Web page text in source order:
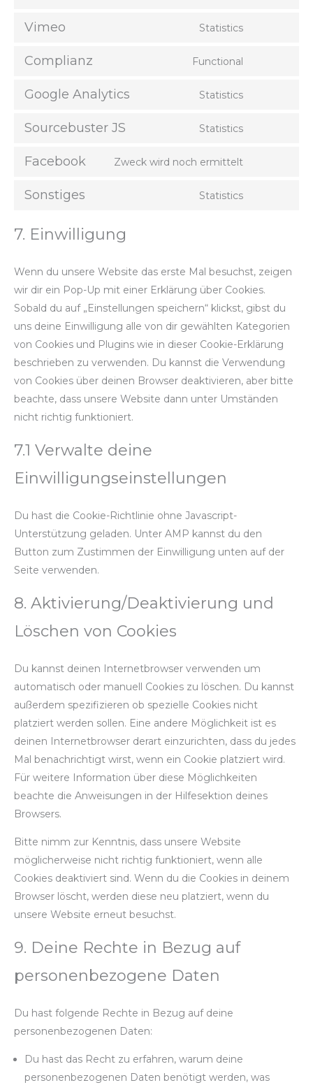
Vimeo Statistics
Complianz Functional
Google Analytics Statistics
Sourcebuster JS Statistics
Facebook Zweck wird noch ermittelt
Sonstiges Statistics
7. Einwilligung
Wenn du unsere Website das erste Mal besuchst, zeigen
wir dir ein Pop-Up mit einer Erklärung über Cookies.
Sobald du auf „Einstellungen speichern“ klickst, gibst du
uns deine Einwilligung alle von dir gewählten Kategorien
von Cookies und Plugins wie in dieser Cookie-Erklärung
beschrieben zu verwenden. Du kannst die Verwendung
von Cookies über deinen Browser deaktivieren, aber bitte
beachte, dass unsere Website dann unter Umständen
nicht richtig funktioniert.
7.1 Verwalte deine
Einwilligungseinstellungen
Du hast die Cookie-Richtlinie ohne Javascript-
Unterstützung geladen. Unter AMP kannst du den
Button zum Zustimmen der Einwilligung unten auf der
Seite verwenden.
8. Aktivierung/Deaktivierung und
Löschen von Cookies
Du kannst deinen Internetbrowser verwenden um
automatisch oder manuell Cookies zu löschen. Du kannst
außerdem spezifizieren ob spezielle Cookies nicht
platziert werden sollen. Eine andere Möglichkeit ist es
deinen Internetbrowser derart einzurichten, dass du jedes
Mal benachrichtigt wirst, wenn ein Cookie platziert wird.
Für weitere Information über diese Möglichkeiten
beachte die Anweisungen in der Hilfesektion deines
Browsers.
Bitte nimm zur Kenntnis, dass unsere Website
möglicherweise nicht richtig funktioniert, wenn alle
Cookies deaktiviert sind. Wenn du die Cookies in deinem
Browser löscht, werden diese neu platziert, wenn du
unsere Website erneut besuchst.
9. Deine Rechte in Bezug auf
personenbezogene Daten
Du hast folgende Rechte in Bezug auf deine
personenbezogenen Daten:
Du hast das Recht zu erfahren, warum deine
personenbezogenen Daten benötigt werden, was